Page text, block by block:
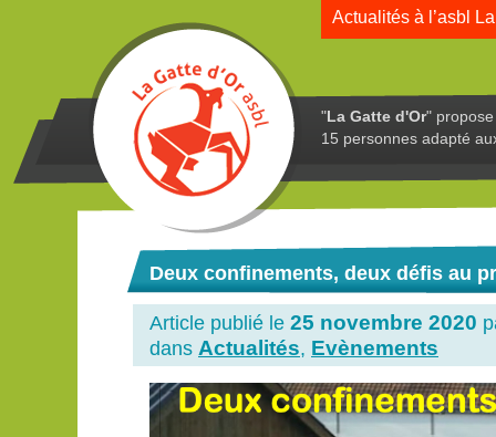
Actualités à l’asbl
"La Gatte d'Or"
15 personnes adapté
Deux confinements, deux défis au
Article publié le 25 novembre 2020
dans Actualités, Evènements